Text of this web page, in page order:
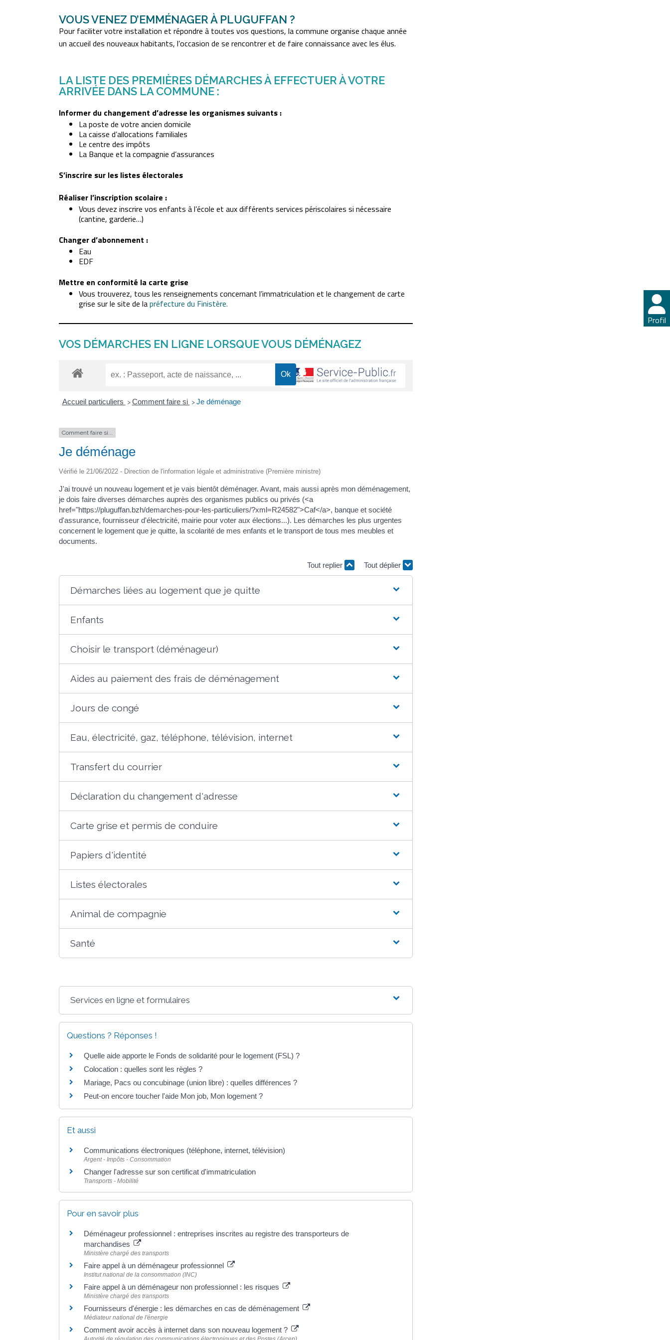
Profil
VOUS VENEZ D’EMMÉNAGER À PLUGUFFAN ?
Pour faciliter votre installation et répondre à toutes vos questions, la commune organise chaque année
un accueil des nouveaux habitants, l’occasion de se rencontrer et de faire connaissance avec les élus.
LA LISTE DES PREMIÈRES DÉMARCHES À EFFECTUER À VOTRE
ARRIVÉE DANS LA COMMUNE :
Informer du changement d’adresse les organismes suivants :
La poste de votre ancien domicile
La caisse d’allocations familiales
Le centre des impôts
La Banque et la compagnie d’assurances
S’inscrire sur les listes électorales
Réaliser l’inscription scolaire :
Vous devez inscrire vos enfants à l’école et aux différents services périscolaires si nécessaire
(cantine, garderie…)
Changer d’abonnement :
Eau
EDF
Mettre en conformité la carte grise
Vous trouverez, tous les renseignements concernant l’immatriculation et le changement de carte
grise sur le site de lapréfecture du Finistère.
VOS DÉMARCHES EN LIGNE LORSQUE VOUS DÉMÉNAGEZ
Accueil particuliers > Comment faire si > Je déménage
Comment faire si...
Je déménage
Vérifié le 21/06/2022 - Direction de l'information légale et administrative (Première ministre)
J'ai trouvé un nouveau logement et je vais bientôt déménager. Avant, mais aussi après mon déménagement,
je dois faire diverses démarches auprès des organismes publics ou privés (<a
href="https://pluguffan.bzh/demarches-pour-les-particuliers/?xml=R24582">Caf</a>, banque et société
d'assurance, fournisseur d'électricité, mairie pour voter aux élections...). Les démarches les plus urgentes
concernent le logement que je quitte, la scolarité de mes enfants et le transport de tous mes meubles et
documents.
Tout replier Tout déplier
Démarches liées au logement que je quitte
Enfants
Choisir le transport (déménageur)
Aides au paiement des frais de déménagement
Jours de congé
Eau, électricité, gaz, téléphone, télévision, internet
Transfert du courrier
Déclaration du changement d'adresse
Carte grise et permis de conduire
Papiers d'identité
Listes électorales
Animal de compagnie
Santé
Services en ligne et formulaires
Questions ? Réponses !
Quelle aide apporte le Fonds de solidarité pour le logement (FSL) ?
Colocation : quelles sont les règles ?
Mariage, Pacs ou concubinage (union libre) : quelles différences ?
Peut-on encore toucher l'aide Mon job, Mon logement ?
Et aussi
Communications électroniques (téléphone, internet, télévision)
Argent - Impôts - Consommation
Changer l'adresse sur son certificat d'immatriculation
Transports - Mobilité
Pour en savoir plus
Déménageur professionnel : entreprises inscrites au registre des transporteurs de
marchandises
Ministère chargé des transports
Faire appel à un déménageur professionnel
Institut national de la consommation (INC)
Faire appel à un déménageur non professionnel : les risques
Ministère chargé des transports
Fournisseurs d'énergie : les démarches en cas de déménagement
Médiateur national de l'énergie
Comment avoir accès à internet dans son nouveau logement ?
Profil